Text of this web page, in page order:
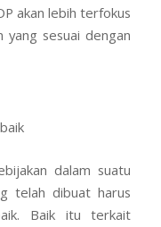
akan lebih terfokus
yang sesuai dengan
dalam suatu
telah dibuat harus
Baik itu terkait